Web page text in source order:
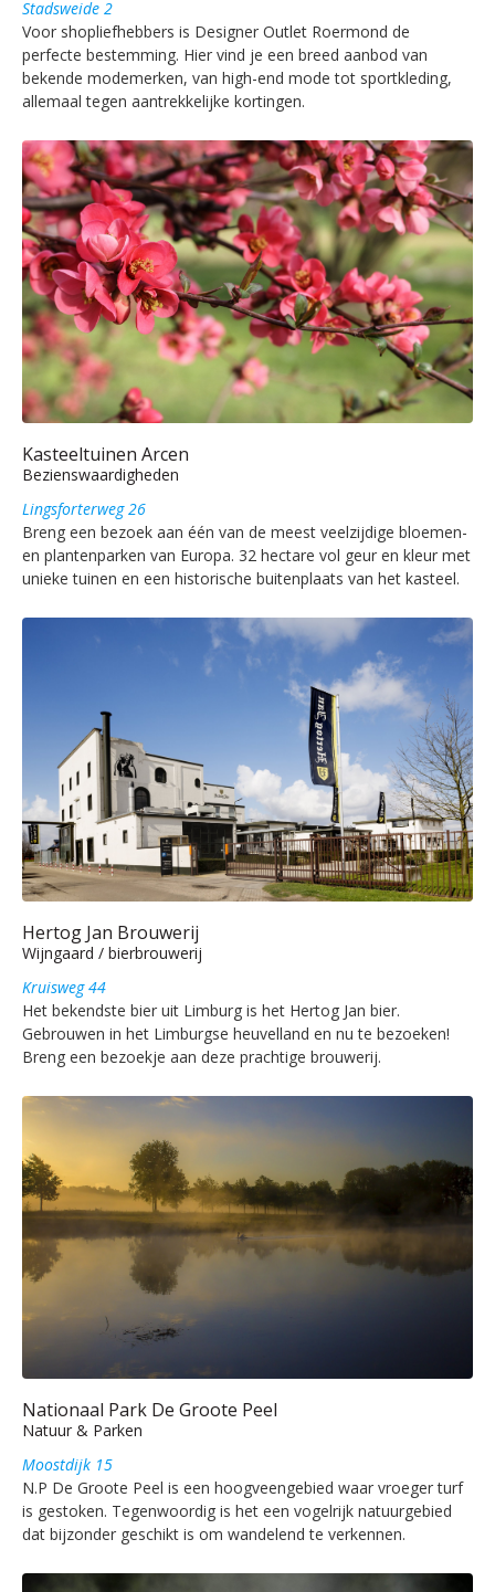
Stadsweide 2
Voor shopliefhebbers is Designer Outlet Roermond de
perfecte bestemming. Hier vind je een breed aanbod van
bekende modemerken, van high-end mode tot sportkleding,
allemaal tegen aantrekkelijke kortingen.
Kasteeltuinen Arcen
Bezienswaardigheden
Lingsforterweg 26
Breng een bezoek aan één van de meest veelzijdige bloemen-
en plantenparken van Europa. 32 hectare vol geur en kleur met
unieke tuinen en een historische buitenplaats van het kasteel.
Hertog Jan Brouwerij
Wijngaard / bierbrouwerij
Kruisweg 44
Het bekendste bier uit Limburg is het Hertog Jan bier.
Gebrouwen in het Limburgse heuvelland en nu te bezoeken!
Breng een bezoekje aan deze prachtige brouwerij.
Nationaal Park De Groote Peel
Natuur & Parken
Moostdijk 15
N.P De Groote Peel is een hoogveengebied waar vroeger turf
is gestoken. Tegenwoordig is het een vogelrijk natuurgebied
dat bijzonder geschikt is om wandelend te verkennen.